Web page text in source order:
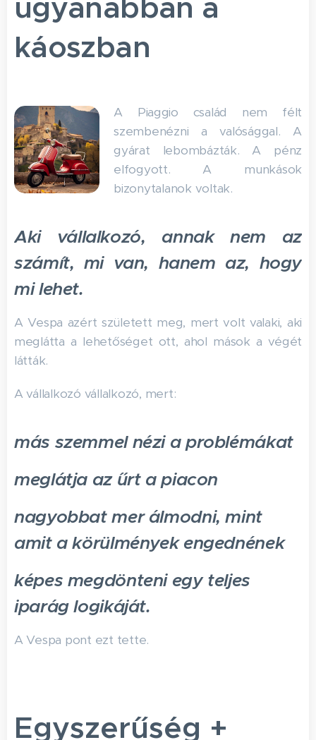
káoszban
A Piaggio család nem félt
szembenézni a valósággal. A
gyárat lebombázták. A pénz
elfogyott. A munkások
bizonytalanok voltak.
Aki vállalkozó, annak nem az
számít, mi van, hanem az, hogy
mi lehet.
A Vespa azért született meg, mert volt valaki, aki
meglátta a lehetőséget ott, ahol mások a végét
látták.
A vállalkozó vállalkozó, mert:
más szemmel nézi a problémákat
meglátja az űrt a piacon
nagyobbat mer álmodni, mint
amit a körülmények engednének
képes megdönteni egy teljes
iparág logikáját.
A Vespa pont ezt tette.
Egyszerűség +